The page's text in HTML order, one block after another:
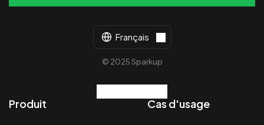
Français
© 2025 Sparkup
Produit Cas d'usage